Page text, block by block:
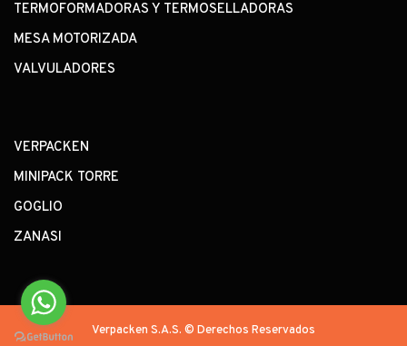
TERMOFORMADORAS Y TERMOSELLADORAS
MESA MOTORIZADA
VALVULADORES
VERPACKEN
MINIPACK TORRE
GOGLIO
ZANASI
Verpacken S.A.S. © Derechos Reservados